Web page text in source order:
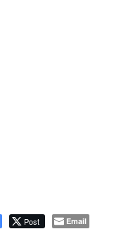
Post Email